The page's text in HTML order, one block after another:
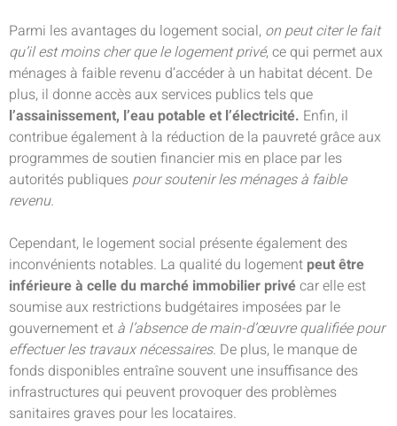
Parmi les avantages du logement social, on peut citer le fait
qu’il est moins cher que le logement privé, ce qui permet aux
ménages à faible revenu d’accéder à un habitat décent. De
plus, il donne accès aux services publics tels que
l’assainissement, l’eau potable et l’électricité. Enfin, il
contribue également à la réduction de la pauvreté grâce aux
programmes de soutien financier mis en place par les
autorités publiquespour soutenir les ménages à faible
revenu.
Cependant, le logement social présente également des
inconvénients notables. La qualité du logement peut être
inférieure à celle du marché immobilier privécar elle est
soumise aux restrictions budgétaires imposées par le
gouvernement et à l’absence de main-d’œuvre qualifiée pour
effectuer les travaux nécessaires. De plus, le manque de
fonds disponibles entraîne souvent une insuffisance des
infrastructures qui peuvent provoquer des problèmes
sanitaires graves pour les locataires.